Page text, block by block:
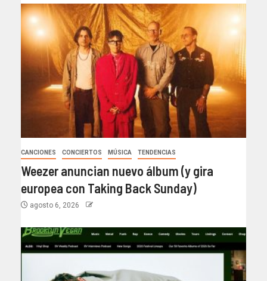
CANCIONES CONCIERTOS MÚSICA TENDENCIAS
Weezer anuncian nuevo álbum (y gira
europea con Taking Back Sunday)
agosto 6, 2026